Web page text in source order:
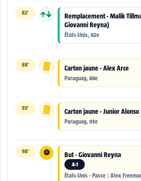
82' ↑↓
Remplacement - Malik
Giovanni Reyna)
États-Unis, 82e
88' Carton jaune - Alex Arce
Paraguay, 88e
93' Carton jaune - Junior Alonso
Paraguay, 93e
98' ⚽ But - Giovanni Reyna
4-1
États-Unis · Passe : Alex